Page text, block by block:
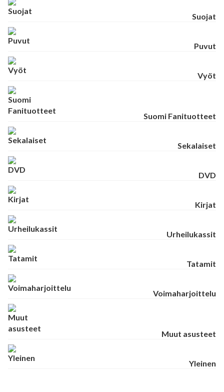
Suojat
Puvut
Vyöt
Suomi Fanituotteet
Sekalaiset
DVD
Kirjat
Urheilukassit
Tatamit
Voimaharjoittelu
Muut asusteet
Yleinen